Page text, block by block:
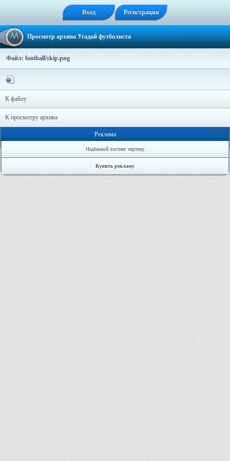
Вход Регистрация
Просмотр архива Угадай футболиста
Файл: football/skip.png
К файлу
К просмотру архива
Онлайн: 1
Реклама
Надёжный хостинг партнер
Купить рекламу